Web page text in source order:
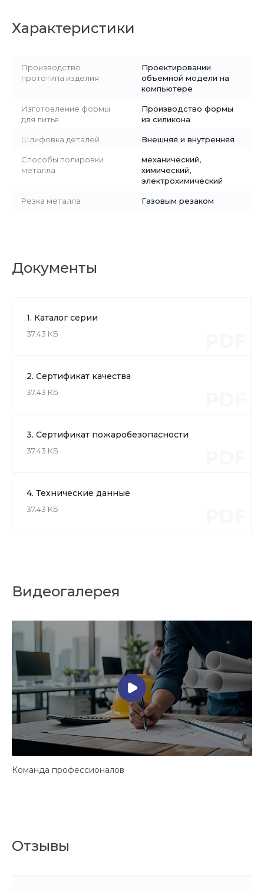
Характеристики
Производство
прототипа изделия
Проектировании
объемной модели на
компьютере
Изготовление формы
для литья
Производство формы
из силикона
Шлифовка деталей Внешняя и внутренняя
Способы полировки
металла
механический,
химический,
электрохимический
Резка металла Газовым резаком
Документы
1. Каталог серии
37.43 КБ
2. Сертификат качества
37.43 КБ
3. Сертификат пожаробезопасности
37.43 КБ
4. Технические данные
37.43 КБ
Видеогалерея
Команда профессионалов
Отзывы